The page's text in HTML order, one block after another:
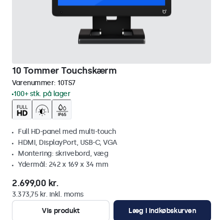
10 Tommer Touchskærm
Varenummer: 10TS7
100+ stk. på lager
Full HD-panel med multi-touch
HDMI, DisplayPort, USB-C, VGA
Montering: skrivebord, væg
Ydermål: 242 x 169 x 34 mm
2.699,00 kr.
3.373,75 kr. inkl. moms
Vis produkt
Læg i indkøbskurven